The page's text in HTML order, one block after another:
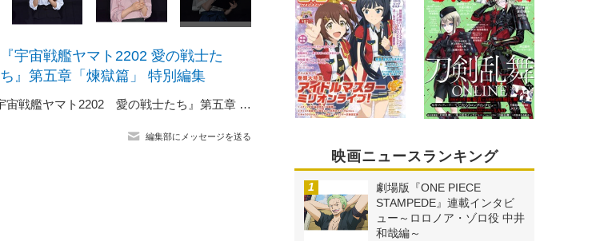
『宇宙戦艦ヤマト2202 愛の戦士た
ち』第五章「煉獄篇」 特別編集
『宇宙戦艦ヤマト2202 愛の戦士たち』第五章 煉獄篇を語り尽くす「愛のヤマトークナイト」決定！
編集部にメッセージを送る
映画ニュースランキング
劇場版『ONE PIECE
STAMPEDE』連載インタビ
ュー～ロロノア・ゾロ役 中井
和哉編～